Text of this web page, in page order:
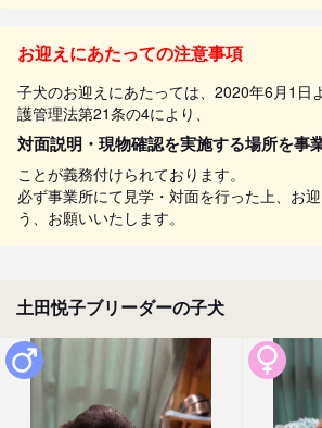
お迎えにあたっての注意事項
子犬のお迎えにあたっては、2020年6月1日
護管理法第21条の4により、
対面説明・現物確認を実施する場所を事
ことが義務付けられております。
必ず事業所にて見学・対面を行った上、お
う、お願いいたします。
土田悦子ブリーダーの子犬